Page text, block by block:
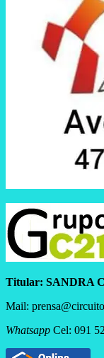
Titular: SANDRA
Mail:
Whatsapp Cel: 091